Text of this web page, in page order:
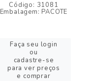
Código: 31081
Embalagem: PACOTE
Faça seu login
ou
cadastre-se
para ver preços
e comprar